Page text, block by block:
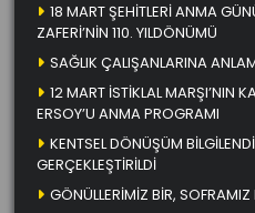
18 MART ŞEHİTLERİ ANMA
ZAFERİ’NİN 110. YILDÖNÜMÜ
SAĞLIK ÇALIŞANLARINA
12 MART İSTİKLAL MARŞI’NIN
ERSOY’U ANMA PROGRAMI
KENTSEL DÖNÜŞÜM
GERÇEKLEŞTİRİLDİ
GÖNÜLLERİMİZ BİR, SOFRAMIZ